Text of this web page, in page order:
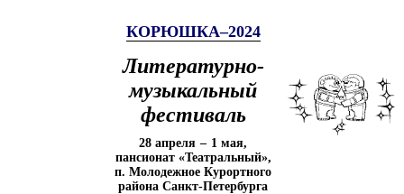
КОРЮШКА–2024
Литературно-
музыкальный
фестиваль
28 апреля – 1 мая,
пансионат «Театральный»,
п. Молодежное Курортного
района Санкт-Петербурга